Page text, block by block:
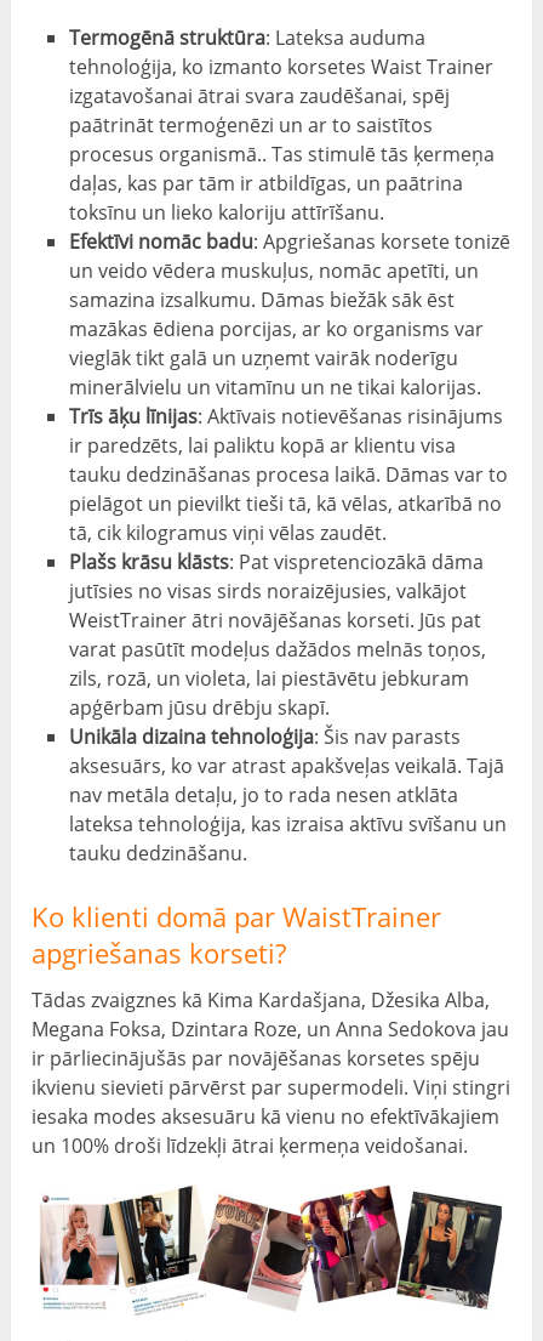
Termogēnā struktūra: Lateksa auduma
tehnoloģija, ko izmanto korsetes Waist Trainer
izgatavošanai ātrai svara zaudēšanai, spēj
paātrināt termoģenēzi un ar to saistītos
procesus organismā.. Tas stimulē tās ķermeņa
daļas, kas par tām ir atbildīgas, un paātrina
toksīnu un lieko kaloriju attīrīšanu.
Efektīvi nomāc badu: Apgriešanas korsete tonizē
un veido vēdera muskuļus, nomāc apetīti, un
samazina izsalkumu. Dāmas biežāk sāk ēst
mazākas ēdiena porcijas, ar ko organisms var
vieglāk tikt galā un uzņemt vairāk noderīgu
minerālvielu un vitamīnu un ne tikai kalorijas.
Trīs āķu līnijas: Aktīvais notievēšanas risinājums
ir paredzēts, lai paliktu kopā ar klientu visa
tauku dedzināšanas procesa laikā. Dāmas var to
pielāgot un pievilkt tieši tā, kā vēlas, atkarībā no
tā, cik kilogramus viņi vēlas zaudēt.
Plašs krāsu klāsts: Pat vispretenciozākā dāma
jutīsies no visas sirds noraizējusies, valkājot
WeistTrainer ātri novājēšanas korseti. Jūs pat
varat pasūtīt modeļus dažādos melnās toņos,
zils, rozā, un violeta, lai piestāvētu jebkuram
apģērbam jūsu drēbju skapī.
Unikāla dizaina tehnoloģija: Šis nav parasts
aksesuārs, ko var atrast apakšveļas veikalā. Tajā
nav metāla detaļu, jo to rada nesen atklāta
lateksa tehnoloģija, kas izraisa aktīvu svīšanu un
tauku dedzināšanu.
Ko klienti domā par WaistTrainer
apgriešanas korseti?
Tādas zvaigznes kā Kima Kardašjana, Džesika Alba,
Megana Foksa, Dzintara Roze, un Anna Sedokova jau
ir pārliecinājušās par novājēšanas korsetes spēju
ikvienu sievieti pārvērst par supermodeli. Viņi stingri
iesaka modes aksesuāru kā vienu no efektīvākajiem
un 100% droši līdzekļi ātrai ķermeņa veidošanai.